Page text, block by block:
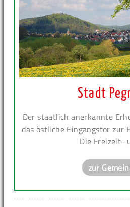
Stadt
Der staatlich anerkannte
das östliche Eingangstor zur
Die Freizeit-
zur